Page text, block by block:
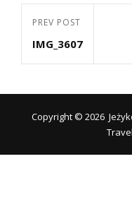
Nawigacja
wpisu
Previous
Post
PREV POST
IMG_3607
Copyright © 2026